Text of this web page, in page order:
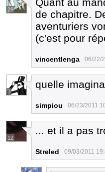
29
de chapitre.
aventuriers
(c'est pour
vincentlenga 06/22/
3
quelle
simpiou 06/23/2011
12
... et il a pas
Streled 09/03/2011